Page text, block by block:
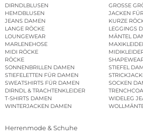
DIRNDLBLUSEN
GROSSE
HEMDBLUSEN
JACKEN
JEANS DAMEN
KURZE
LANGE RÖCKE
LEGGINGS
LOUNGEWEAR
MÄNTEL
MARLENEHOSE
MIDI RÖCKE
RÖCKE
SONNENBRILLEN DAMEN
STIEFEL
STIEFELETTEN FÜR DAMEN
SWEATSHIRTS FÜR DAMEN
SOCKEN
DIRNDL & TRACHTENKLEIDER
T-SHIRTS DAMEN
WIDELEG
WINTERJACKEN DAMEN
Herrenmode & Schuhe